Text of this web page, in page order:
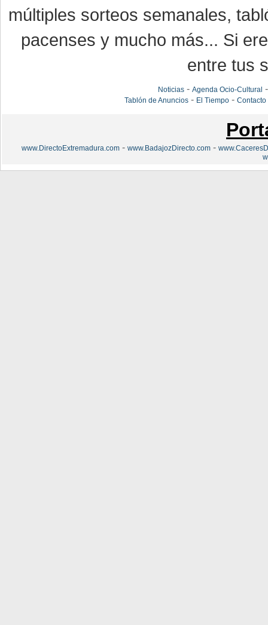
múltiples sorteos semanales,
pacenses y mucho más... Si
entre tus
Noticias- Agenda Ocio-Cultural
Tablón de Anuncios- El Tiempo- Contacto
www.DirectoExtremadura.com - www.BadajozDirecto.com -